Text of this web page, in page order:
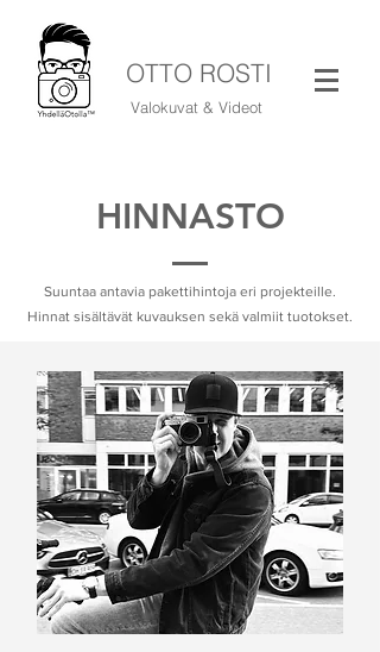
OTTO ROSTI
Valokuvat & Videot
HINNASTO
Suuntaa antavia pakettihintoja eri projekteille.
Hinnat sisältävät kuvauksen sekä valmiit tuotokset.